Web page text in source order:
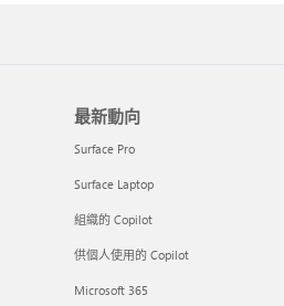
最新動向
Surface Pro
Surface Laptop
組織的 Copilot
供個人使用的 Copilot
Microsoft 365